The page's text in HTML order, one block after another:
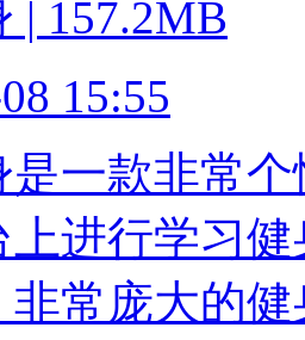
| 157.2MB
15:55
是一款非常
上进行学习
非常庞大的